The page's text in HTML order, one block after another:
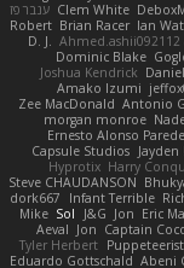
ענבר פז Clem White
Robert Brian Racer Ian
D. J.
Dominic Blake
Joshua Kendrick
Amako Izumi
Zee MacDonald Antonio
morgan monroe
Ernesto Alonso
Capsule Studios Jayden !
Hyprotix Harry
Steve CHAUDANSON
dork667
Infant Terrible
Mike Sol J&G Jon Eric
Aeval Jon Captain
Tyler Herbert Puppeteerist
Eduardo Gottschald Abeni